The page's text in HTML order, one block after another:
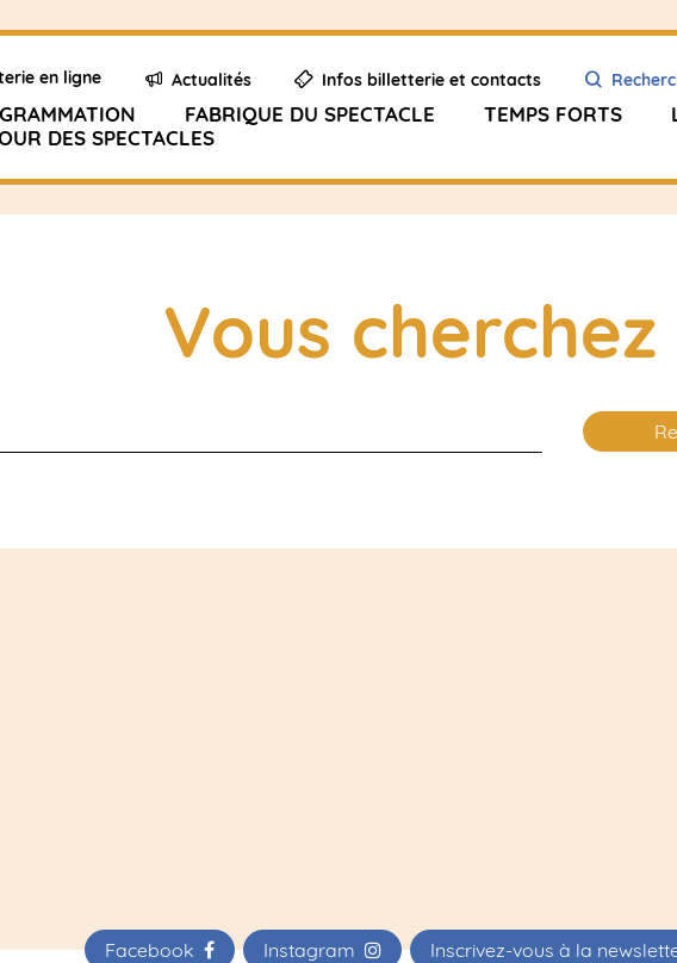
en ligne Actualités Infos billetterie et contacts
FABRIQUE DU SPECTACLE TEMPS FORTS
DES SPECTACLES
Vous cherchez
Facebook Instagram Inscrivez-vous à la